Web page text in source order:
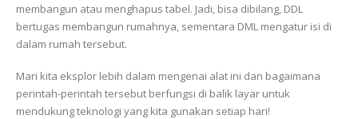
membangun atau menghapus tabel. Jadi, bisa dibilang, DDL
bertugas membangun rumahnya, sementara DML mengatur isi di
dalam rumah tersebut.
Mari kita eksplor lebih dalam mengenai alat ini dan bagaimana
perintah-perintah tersebut berfungsi di balik layar untuk
mendukung teknologi yang kita gunakan setiap hari!